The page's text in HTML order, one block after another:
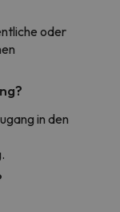
oder
in den